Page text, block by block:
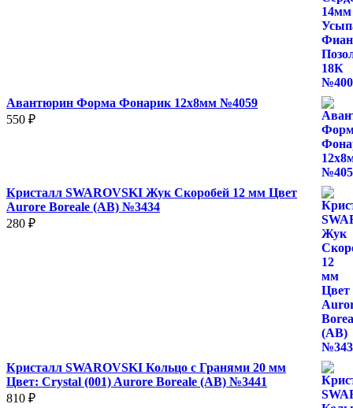
Авантюрин Форма Фонарик 12x8мм №4059
550 ₽
Кристалл SWAROVSKI Жук Скоробей 12 мм Цвет
Aurore Boreale (AB) №3434
280 ₽
Кристалл SWAROVSKI Кольцо с Гранями 20 мм
Цвет: Crystal (001) Aurore Boreale (AB) №3441
810 ₽